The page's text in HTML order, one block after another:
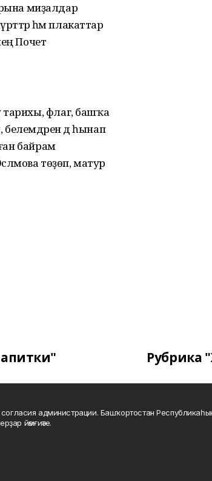
миҙалдар
һәм плакаттар
Почет
флаг, башҡа
дә һынап
байрам
төҙөп, матур
Рубрика
администрации. Башҡортостан
йәмғиәте.